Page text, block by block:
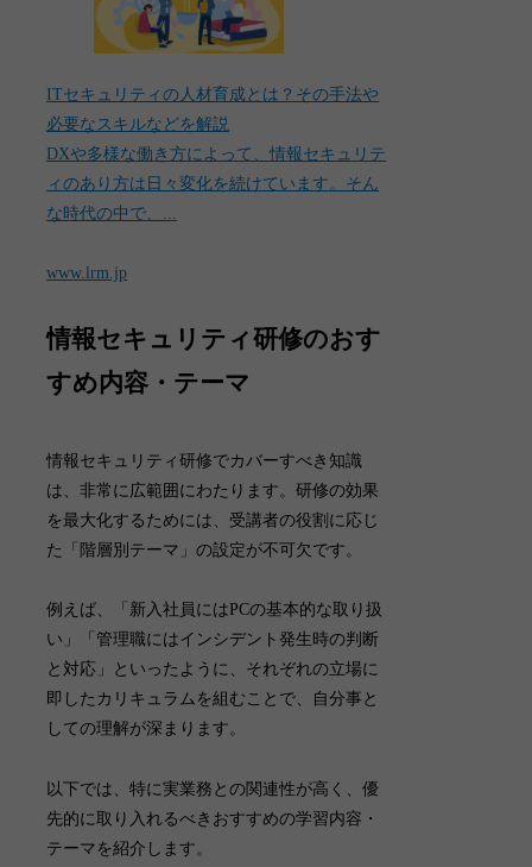
ITセキュリティの人材育成とは？その手法や
必要なスキルなどを解説
DXや多様な働き方によって、情報セキュリテ
ィのあり方は日々変化を続けています。そん
な時代の中で、...
www.lrm.jp
情報セキュリティ研修のおす
すめ内容・テーマ
情報セキュリティ研修でカバーすべき知識
は、非常に広範囲にわたります。研修の効果
を最大化するためには、受講者の役割に応じ
た「階層別テーマ」の設定が不可欠 です。
例えば、「新入社員にはPCの基本的な取り扱
い」「管理職にはインシデント発生時の判断
と対応」といったように、それぞれの立場に
即したカリキュラムを組むことで、自分事と
しての理解が深まります。
以下では、特に実業務との関連性が高く、優
先的に取り入れるべきおすすめの学習内容・
テーマを紹介します。